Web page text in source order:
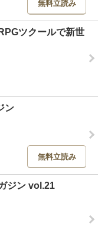
無料立読み
ツクールで新世
ン
無料立読み
ジン vol.21